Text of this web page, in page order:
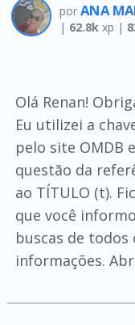
por ANA
| 62.8kxp |
Olá Renan!
Eu utilizei a
pelo site OMDB
questão da
ao TÍTULO (t).
que você
buscas de
informações.